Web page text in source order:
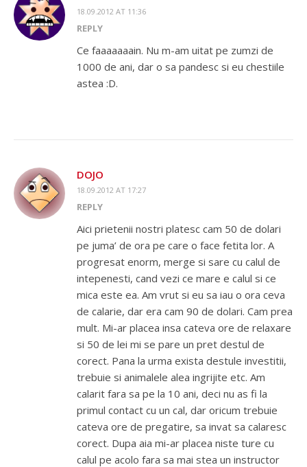
18.09.2012 AT 11:36
REPLY
Ce faaaaaaain. Nu m-am uitat pe zumzi de
1000 de ani, dar o sa pandesc si eu chestiile
astea :D.
DOJO
18.09.2012 AT 17:27
REPLY
Aici prietenii nostri platesc cam 50 de dolari
pe juma’ de ora pe care o face fetita lor. A
progresat enorm, merge si sare cu calul de
intepenesti, cand vezi ce mare e calul si ce
mica este ea. Am vrut si eu sa iau o ora ceva
de calarie, dar era cam 90 de dolari. Cam prea
mult. Mi-ar placea insa cateva ore de relaxare
si 50 de lei mi se pare un pret destul de
corect. Pana la urma exista destule investitii,
trebuie si animalele alea ingrijite etc. Am
calarit fara sa pe la 10 ani, deci nu as fi la
primul contact cu un cal, dar oricum trebuie
cateva ore de pregatire, sa invat sa calaresc
corect. Dupa aia mi-ar placea niste ture cu
calul pe acolo fara sa mai stea un instructor